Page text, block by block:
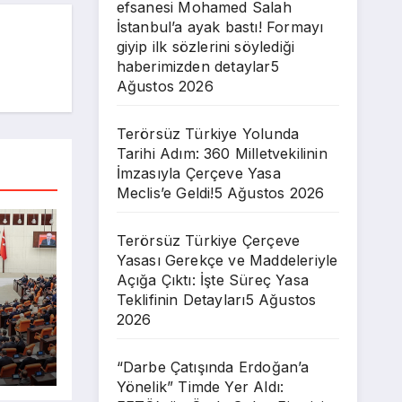
efsanesi Mohamed Salah
İstanbul’a ayak bastı! Formayı
giyip ilk sözlerini söylediği
haberimizden detaylar5
Ağustos 2026
Terörsüz Türkiye Yolunda
Tarihi Adım: 360 Milletvekilinin
İmzasıyla Çerçeve Yasa
Meclis’e Geldi!5 Ağustos 2026
Terörsüz Türkiye Çerçeve
Yasası Gerekçe ve Maddeleriyle
Açığa Çıktı: İşte Süreç Yasa
Teklifinin Detayları5 Ağustos
2026
“Darbe Çatışında Erdoğan’a
Yönelik” Timde Yer Aldı: